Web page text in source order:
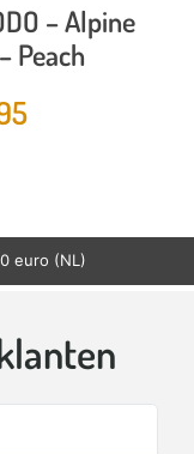
– Alpine
Peach
euro (NL)